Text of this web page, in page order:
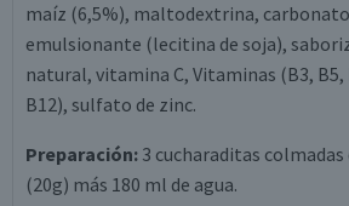
maíz (6,5%), maltodextrina,
emulsionante (lecitina de soja),
natural, vitamina C, Vitaminas (B3, B5,
B12), sulfato de zinc.
Preparación: 3 cucharaditas colmadas
(20g) más 180 ml de agua.